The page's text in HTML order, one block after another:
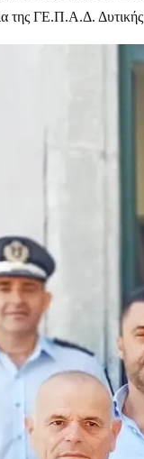
της ΓΕ.Π.Α.Δ.